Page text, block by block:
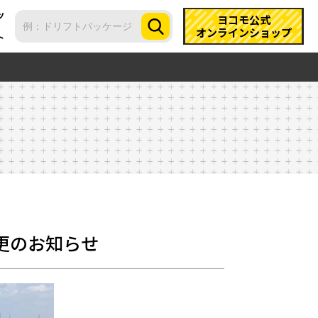
ヨコモ公式
オンラインショップ
のお知らせ